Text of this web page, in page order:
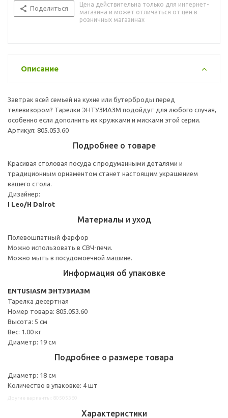
Поделиться
Цена действительна только для интернет-
магазина и может отличаться от цен в
розничных магазинах
Описание
Завтрак всей семьей на кухне или бутерброды перед
телевизором? Тарелки ЭНТУЗИАЗМ подойдут для любого случая,
особенно если дополнить их кружками и мисками этой серии.
Артикул: 805.053.60
Подробнее о товаре
Красивая столовая посуда с продуманными деталями и
традиционным орнаментом станет настоящим украшением
вашего стола.
Дизайнер:
I Leo/H Dalrot
Материалы и уход
Полевошпатный фарфор
Можно использовать в СВЧ-печи.
Можно мыть в посудомоечной машине.
Информация об упаковке
ENTUSIASM ЭНТУЗИАЗМ
Тарелка десертная
Номер товара: 805.053.60
Высота: 5 см
Вес: 1.00 кг
Диаметр: 19 см
Подробнее о размере товара
Диаметр: 18 см
Количество в упаковке: 4 шт
Характеристики